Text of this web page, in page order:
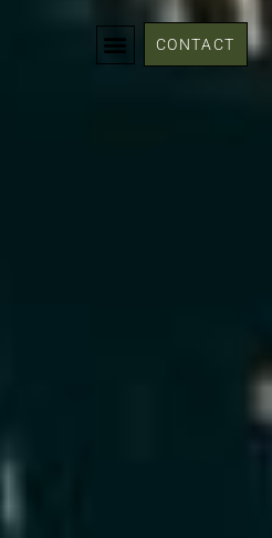
CONTACT